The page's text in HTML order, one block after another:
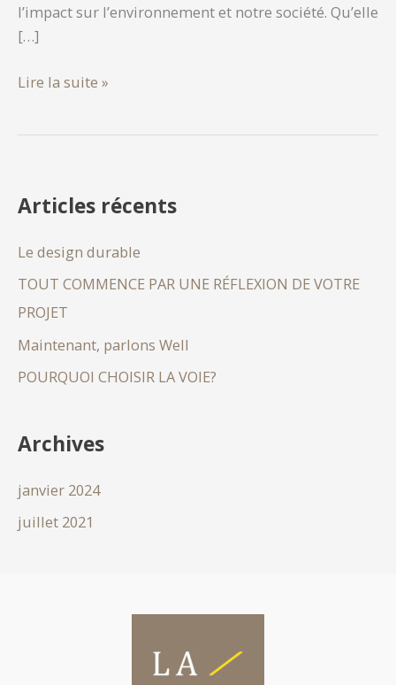
l’impact sur l’environnement et notre société. Qu’elle
[…]
Le
Lire la suite »
Articles récents
Le design durable
TOUT COMMENCE PAR UNE RÉFLEXION DE VOTRE
PROJET
Maintenant, parlons Well
POURQUOI CHOISIR LA VOIE?
Archives
janvier 2024
juillet 2021